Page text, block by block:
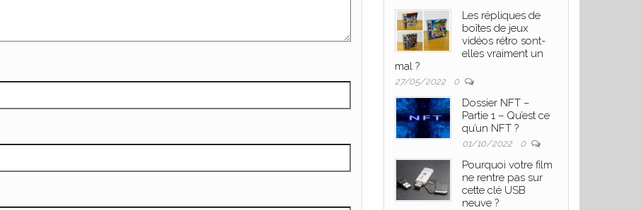
Les répliques de
boîtes de jeux
vidéos rétro sont-
elles vraiment un
mal ?
27/05/2022 0
Dossier NFT –
Partie 1 – Qu’est ce
qu’un NFT ?
01/10/2022 0
Pourquoi votre film
ne rentre pas sur
cette clé USB
neuve ?